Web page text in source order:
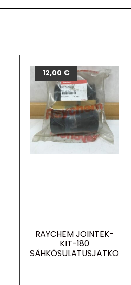
RAYCHEM JOINTEK-
KIT-180
SÄHKÖSULATUSJATKO
12,00 €